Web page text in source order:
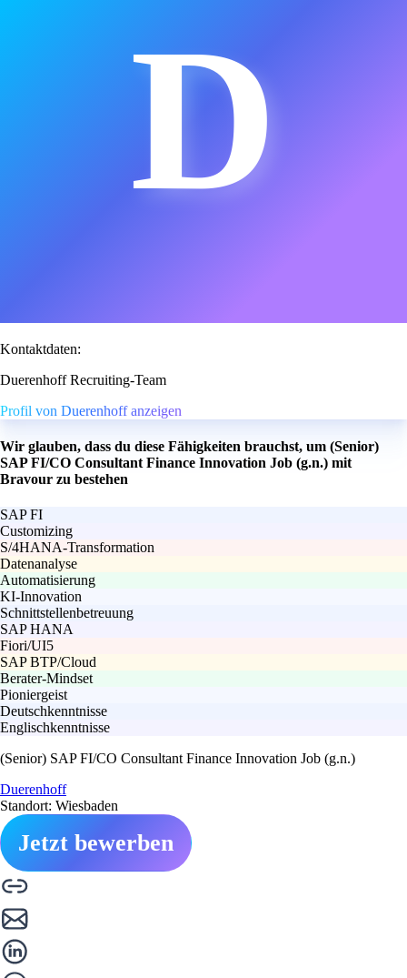
D
Kontaktdaten:
Duerenhoff Recruiting-Team
Profil von Duerenhoff anzeigen
Wir glauben, dass du diese Fähigkeiten brauchst, um (Senior)
SAP FI/CO Consultant Finance Innovation Job (g.n.) mit
Bravour zu bestehen
SAP FI
Customizing
S/4HANA-Transformation
Datenanalyse
Automatisierung
KI-Innovation
Schnittstellenbetreuung
SAP HANA
Fiori/UI5
SAP BTP/Cloud
Berater-Mindset
Pioniergeist
Deutschkenntnisse
Englischkenntnisse
(Senior) SAP FI/CO Consultant Finance Innovation Job (g.n.)
Duerenhoff
Standort: Wiesbaden
Jetzt bewerben